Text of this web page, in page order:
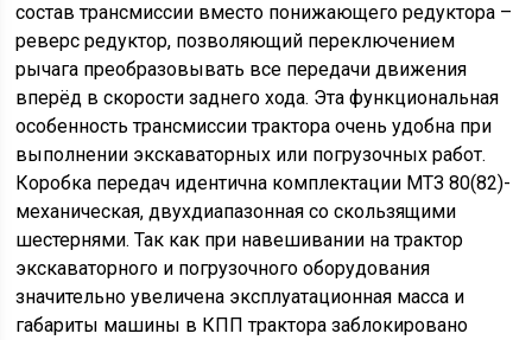
состав трансмиссии вместо понижающего редуктора –
реверс редуктор, позволяющий переключением
рычага преобразовывать все передачи движения
вперёд в скорости заднего хода. Эта функциональная
особенность трансмиссии трактора очень удобна при
выполнении экскаваторных или погрузочных работ.
Коробка передач идентична комплектации МТЗ 80(82)-
механическая, двухдиапазонная со скользящими
шестернями. Так как при навешивании на трактор
экскаваторного и погрузочного оборудования
значительно увеличена эксплуатационная масса и
габариты машины в КПП трактора заблокировано